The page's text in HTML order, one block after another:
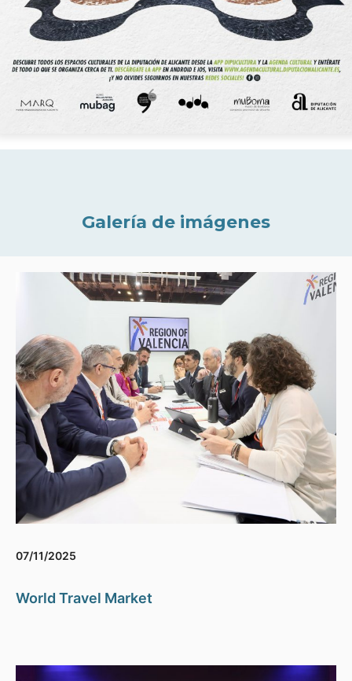
Galería de imágenes
07/11/2025
World Travel Market